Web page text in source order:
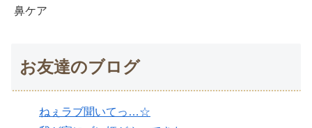
鼻ケア
お友達のブログ
ねぇラブ聞いてっ…☆